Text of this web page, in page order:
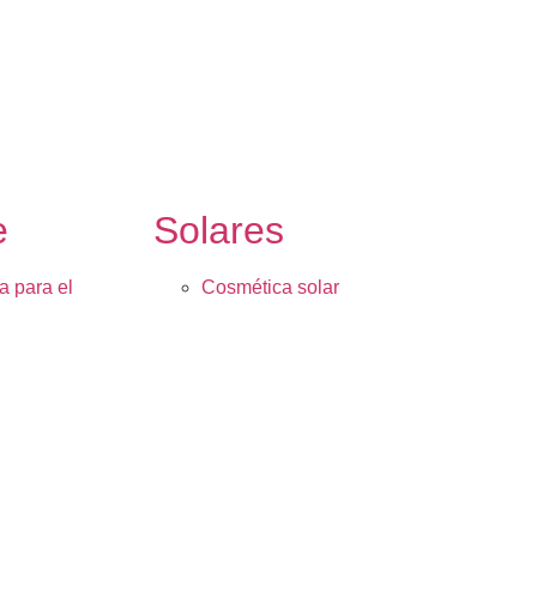
para el
Solares
Cosmética solar